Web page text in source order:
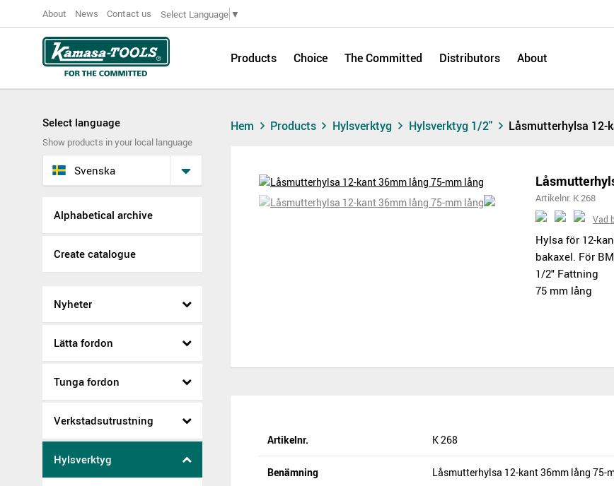
About News Contact us Select Language ▼
Products Choice The Committed Distributors About
Select language
Show products in your local language
Svenska
Alphabetical archive
Create catalogue
Nyheter
Lätta fordon
Tunga fordon
Verkstadsutrustning
Hylsverktyg
Hem Products Hylsverktyg Hylsverktyg 1/2" Låsmutterhylsa 12-
Artikelnr. K 268
Vad
Hylsa för 12-
bakaxel. För
1/2" Fattning
75 mm lång
Artikelnr. K 268
Benämning Låsmutterhylsa 12-kant 36mm lång 75-